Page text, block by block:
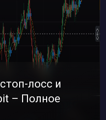
лосс и
– Полное